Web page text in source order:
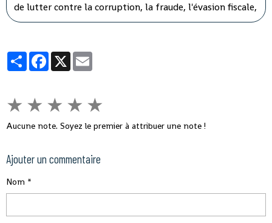
de lutter contre la corruption, la fraude, l'évasion fiscale,
le népotisme, le laisser-aller et tous ces fléaux qui
développement rapide de son pays.
PartagerFacebook
X
★ ★ ★ ★ ★
Aucune note. Soyez le premier à attribuer une note !
Ajouter un commentaire
Nom